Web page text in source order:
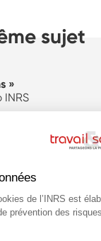
sujet
»
INRS
la newsletter